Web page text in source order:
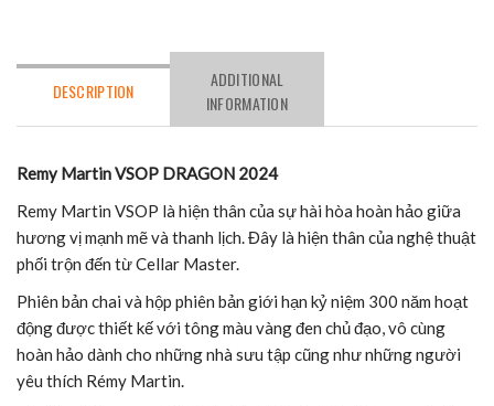
DESCRIPTION
ADDITIONAL
INFORMATION
Remy Martin VSOP DRAGON 2024
Remy Martin VSOP là hiện thân của sự hài hòa hoàn hảo giữa
hương vị mạnh mẽ và thanh lịch. Đây là hiện thân của nghệ thuật
phối trộn đến từ Cellar Master.
Phiên bản chai và hộp phiên bản giới hạn kỷ niệm 300 năm hoạt
động được thiết kế với tông màu vàng đen chủ đạo, vô cùng
hoàn hảo dành cho những nhà sưu tập cũng như những người
yêu thích Rémy Martin.